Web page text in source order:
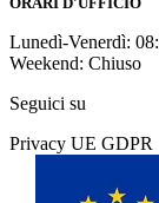
Lunedì-Venerdì:
Weekend: Chiuso
Seguici su
Privacy UE GDPR